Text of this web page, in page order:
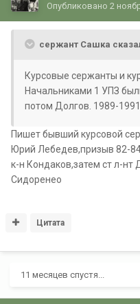
Опубликовано 2
сержант Сашка
Курсовые сержанты и
Начальниками 1 УПЗ
потом Долгов. 1989-
Пишет бывший курсовой
Юрий Лебедев,призыв 82-
к-н Кондаков,затем ст л-
Сидоренео
Цитата
11 месяцев спустя...